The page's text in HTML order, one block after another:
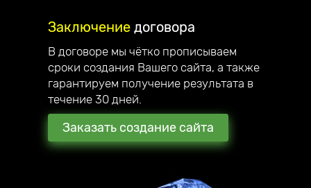
Заключение договора
В договоре мы чётко прописываем
сроки создания Вашего сайта, а также
гарантируем получение результата в
течение 30 дней.
Заказать создание сайта